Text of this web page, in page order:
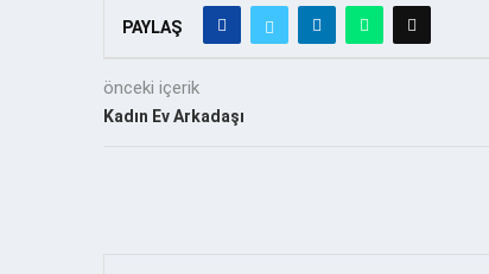
PAYLAŞ
önceki içerik
Kadın Ev Arkadaşı